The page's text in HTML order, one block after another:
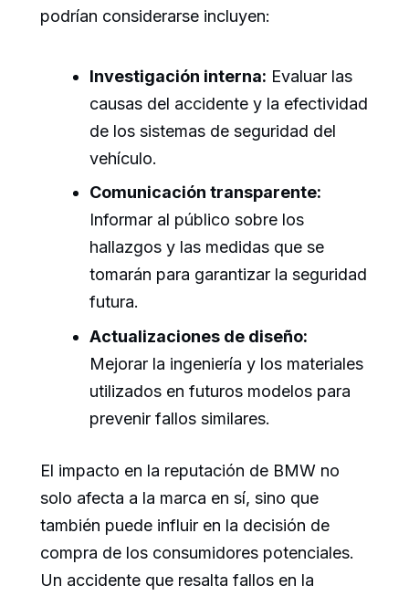
podrían considerarse incluyen:
Investigación interna: Evaluar las
causas del accidente y la efectividad
de los sistemas de seguridad del
vehículo.
Comunicación transparente:
Informar al público sobre los
hallazgos y las medidas que se
tomarán para garantizar la seguridad
futura.
Actualizaciones de diseño:
Mejorar la ingeniería y los materiales
utilizados en futuros modelos para
prevenir fallos similares.
El impacto en la reputación de BMW no
solo afecta a la marca en sí, sino que
también puede influir en la decisión de
compra de los consumidores potenciales.
Un accidente que resalta fallos en la